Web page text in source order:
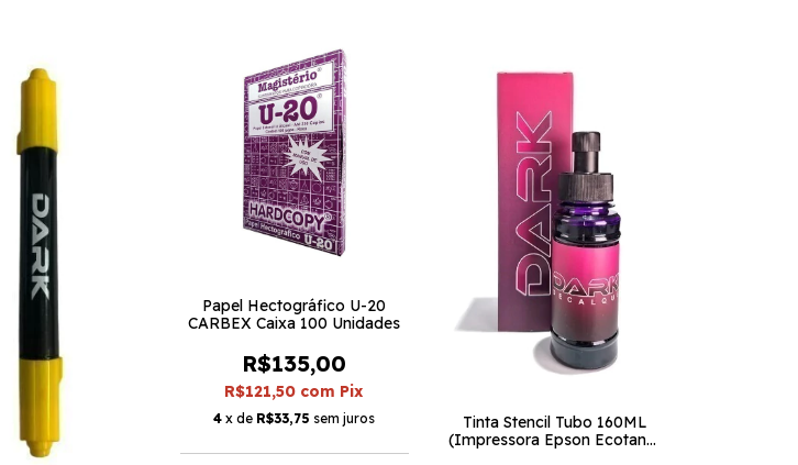
Papel Hectográfico U-20
CARBEX Caixa 100 Unidades
R$135,00
R$121,50 com Pix
4 x de R$33,75 sem juros
Tinta Stencil Tubo 160ML
(Impressora Epson Ecotank)